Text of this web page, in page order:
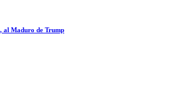
al Maduro de Trump